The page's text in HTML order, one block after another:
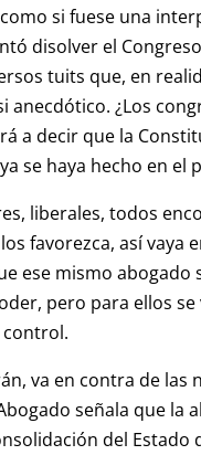
si fuese una
disolver el
tuits que, en
anecdótico. ¿Los
a decir que la
se haya hecho en el
liberales, todos
favorezca, así vaya
ese mismo
pero para ellos
control.
va en contra de
señala que la
del Estado